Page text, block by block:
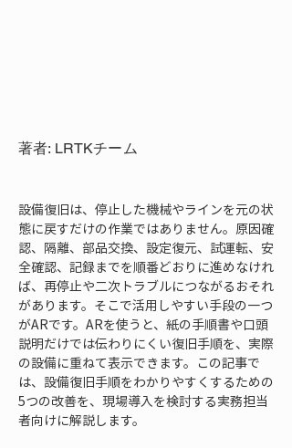
著者: LRTKチーム
設備復旧は、停止した機械やラインを元の状
態に戻すだけの作業ではありません。原因確
認、隔離、部品交換、設定復元、試運転、安
全確認、記録までを順番どおりに進めなけれ
ば、再停止や二次トラブルにつながるおそれ
があります。そこで活用しやすい手段の一つ
がARです。ARを使うと、紙の手順書や口頭
説明だけでは伝わりにくい復旧手順を、実際
の設備に重ねて表示できます。この記事で
は、設備復旧手順をわかりやすくするための
5つの改善を、現場導入を検討する実務担当
者向けに解説します。